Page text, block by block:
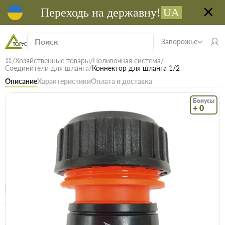
Переходь на державну! UA
Запорожье
Хозяйственные товары Поливочная система
Соединители для шланга Коннектор для шланга 1/2
ОписаниеХарактеристикиОплата и доставка
Бонусы
+ 0
Код: 21643
Коннектор для шланга 1/2
Безкоштовна доставка! Від 15000 грн єВідновлення
Товары для сада и огорода